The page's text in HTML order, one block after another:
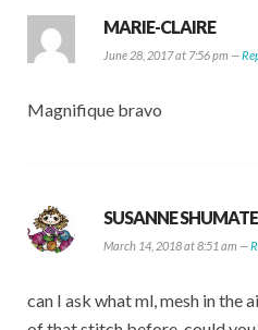
MARIE-CLAIRE
June 28, 2017 at 7:56 pm —
Magnifique bravo
SUSANNE SHUMATE
March 14, 2018 at 8:51 am —
can I ask what ml, mesh in the